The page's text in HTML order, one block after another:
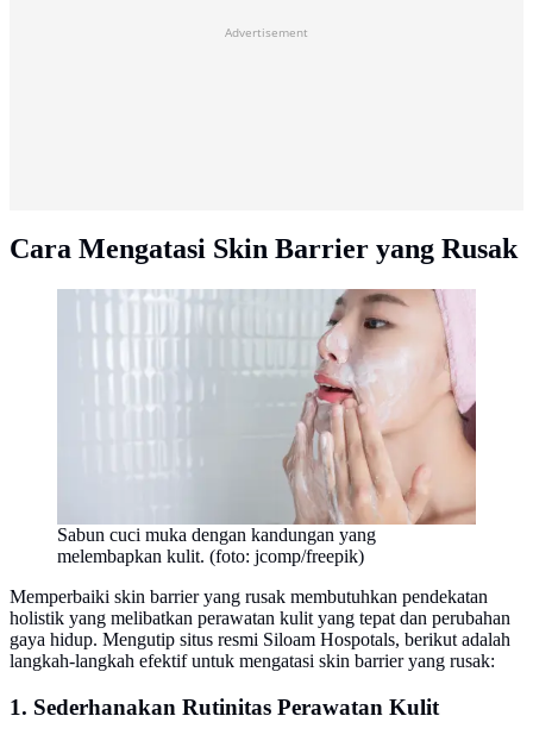
Advertisement
Cara Mengatasi Skin Barrier yang Rusak
Sabun cuci muka dengan kandungan yang
melembapkan kulit. (foto: jcomp/freepik)
Memperbaiki skin barrier yang rusak membutuhkan pendekatan
holistik yang melibatkan perawatan kulit yang tepat dan perubahan
gaya hidup. Mengutip situs resmi Siloam Hospotals, berikut adalah
langkah-langkah efektif untuk mengatasi skin barrier yang rusak:
1. Sederhanakan Rutinitas Perawatan Kulit